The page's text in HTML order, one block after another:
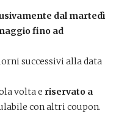
dal martedì
fino ad
successivi alla data
volta e riservato a
con altri coupon.